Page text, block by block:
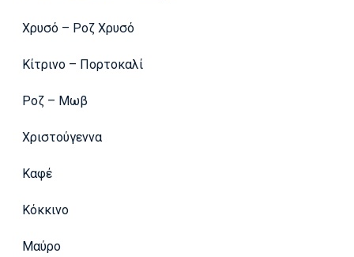
Χρυσό – Ροζ Χρυσό
Κίτρινο – Πορτοκαλί
Ροζ – Μωβ
Χριστούγεννα
Καφέ
Κόκκινο
Μαύρο